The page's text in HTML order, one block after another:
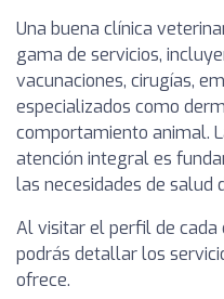
Una buena clínica
gama de servicios,
vacunaciones, cirugías,
especializados como
comportamiento animal.
atención integral es
las necesidades de salud
Al visitar el perfil de cada
podrás detallar los
ofrece.